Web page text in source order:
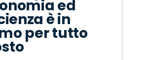
ed
è in
per tutto